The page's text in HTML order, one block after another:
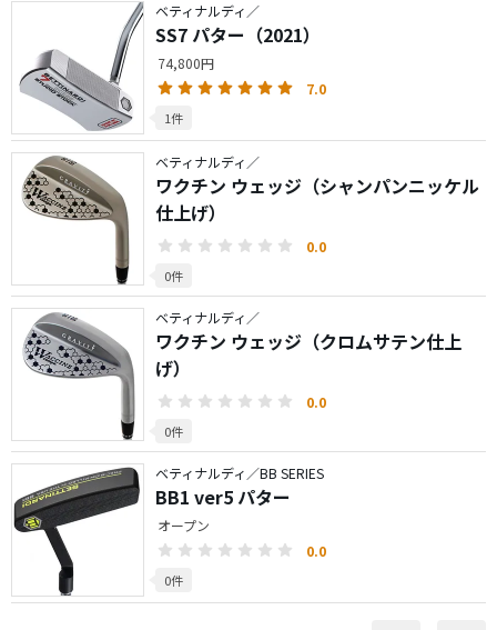
ベティナルディ／
SS7 パター（2021）
74,800円
7.0
1件
ベティナルディ／
ワクチン ウェッジ（シャンパンニッケル
仕上げ）
0.0
0件
ベティナルディ／
ワクチン ウェッジ（クロムサテン仕上
げ）
0.0
0件
ベティナルディ／BB SERIES
BB1 ver5 パター
オープン
0.0
0件